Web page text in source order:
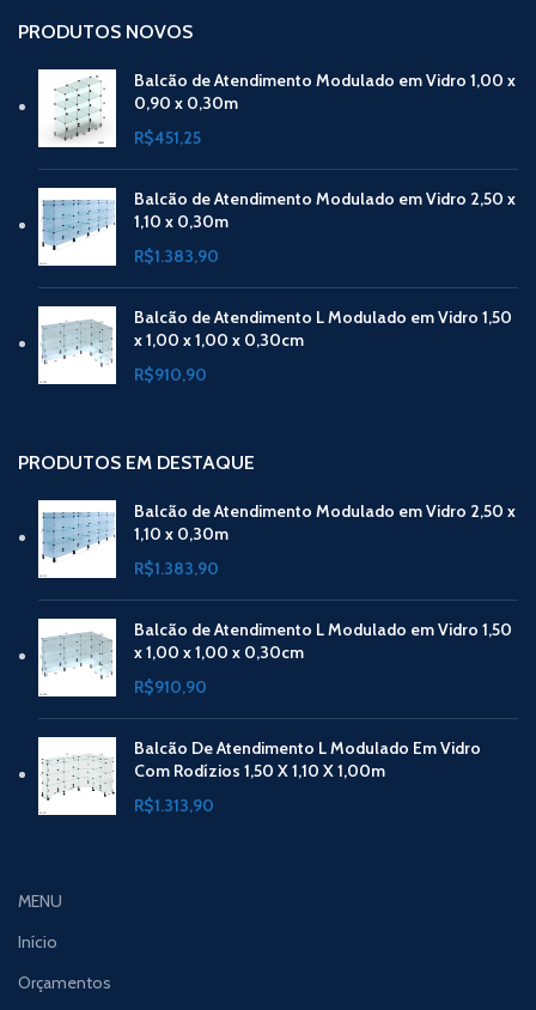
PRODUTOS NOVOS
Balcão de Atendimento Modulado em Vidro 1,00 x
0,90 x 0,30m
R$451,25
Balcão de Atendimento Modulado em Vidro 2,50 x
1,10 x 0,30m
R$1.383,90
Balcão de Atendimento L Modulado em Vidro 1,50
x 1,00 x 1,00 x 0,30cm
R$910,90
PRODUTOS EM DESTAQUE
Balcão de Atendimento Modulado em Vidro 2,50 x
1,10 x 0,30m
R$1.383,90
Balcão de Atendimento L Modulado em Vidro 1,50
x 1,00 x 1,00 x 0,30cm
R$910,90
Balcão De Atendimento L Modulado Em Vidro
Com Rodízios 1,50 X 1,10 X 1,00m
R$1.313,90
MENU
Início
Orçamentos